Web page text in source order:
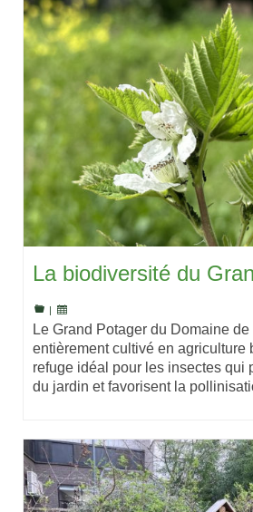
La biodiversité du
Le Grand Potager du Domaine
entièrement cultivé en agriculture
refuge idéal pour les insectes qui
du jardin et favorisent la